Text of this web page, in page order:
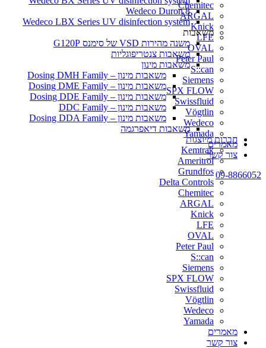
Wedeco Duron 8
Wedeco LBX Series UV disinfection system
משאבות
משנה מהירות VSD של סימנס G120P
משאבות צנטריפוגליות
משאבות מינון
משאבות מינון – Dosing DMH Family
משאבות מינון – Dosing DME Family
משאבות מינון – Dosing DDE Family
משאבות מינון – DDC Family
משאבות מינון – Dosing DDA Family
משאבות דיאפרגמה
חברות מיוצגות
Kemtrak
Ameritrol
Grundfos
Delta Controls
Chemitec
ARGAL
Knick
LFE
OVAL
Peter Paul
S::can
Siemens
SPX FLOW
Swissfluid
Vögtlin
Wedeco
Yamada
מאמרים
צור קשר
Chemitec
ARGAL
Knick
LFE
OVAL
Peter Paul
S::can
Siemens
SPX FLOW
Swissfluid
Vögtlin
Wedeco
Yamada
מאמרים
צור קשר
09-8866052